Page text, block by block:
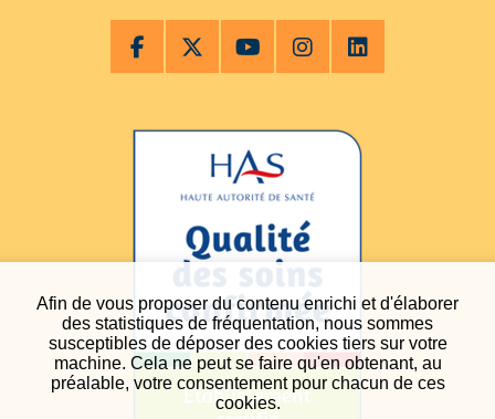
Afin de vous proposer du contenu enrichi et d'élaborer
des statistiques de fréquentation, nous sommes
susceptibles de déposer des cookies tiers sur votre
machine. Cela ne peut se faire qu'en obtenant, au
préalable, votre consentement pour chacun de ces
cookies.